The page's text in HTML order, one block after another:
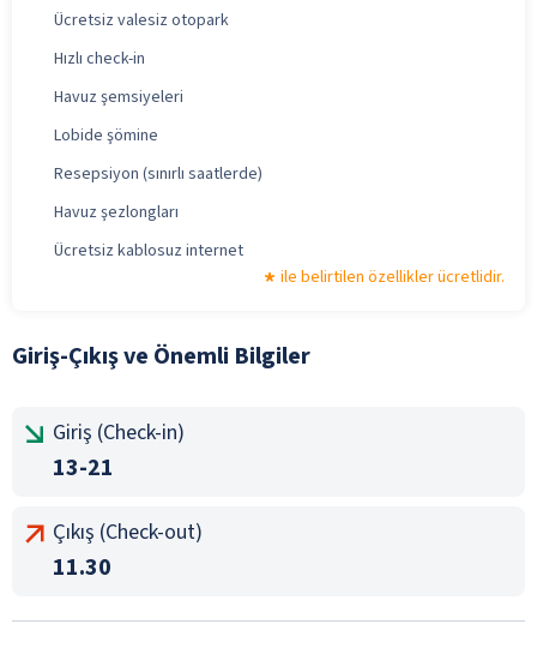
Ücretsiz valesiz otopark
Hızlı check-in
Havuz şemsiyeleri
Lobide şömine
Resepsiyon (sınırlı saatlerde)
Havuz şezlongları
Ücretsiz kablosuz internet
ile belirtilen özellikler ücretlidir.
Giriş-Çıkış ve Önemli Bilgiler
Giriş (Check-in)
13-21
Çıkış (Check-out)
11.30